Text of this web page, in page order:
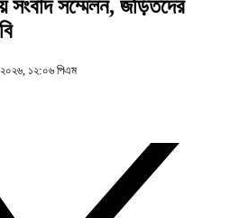
সংবাদ সম্মেলন, জড়িতদের
২০২৬, ১২:০৬ পিএম